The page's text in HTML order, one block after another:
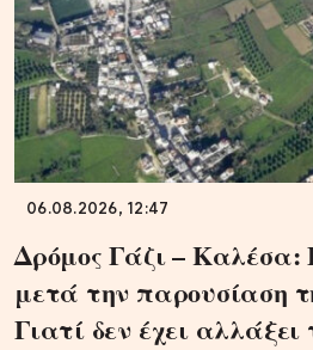
06.08.2026, 12:47
Δρόμος Γάζι – Καλέσα:
μετά την παρουσίαση
Γιατί δεν έχει